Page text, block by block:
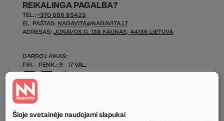
REIKALINGA PAGALBA?
TEL.: +370 686 85425
EL. PAŠTAS: NAGAVITA@NAGAVITA.LT
ADRESAS: JONAVOS G. 138 KAUNAS, 44136 LIETUVA
DARBO LAIKAS:
PIR. - PENK.: 9 - 17 VAL.
Šioje svetainėje naudojami slapukai